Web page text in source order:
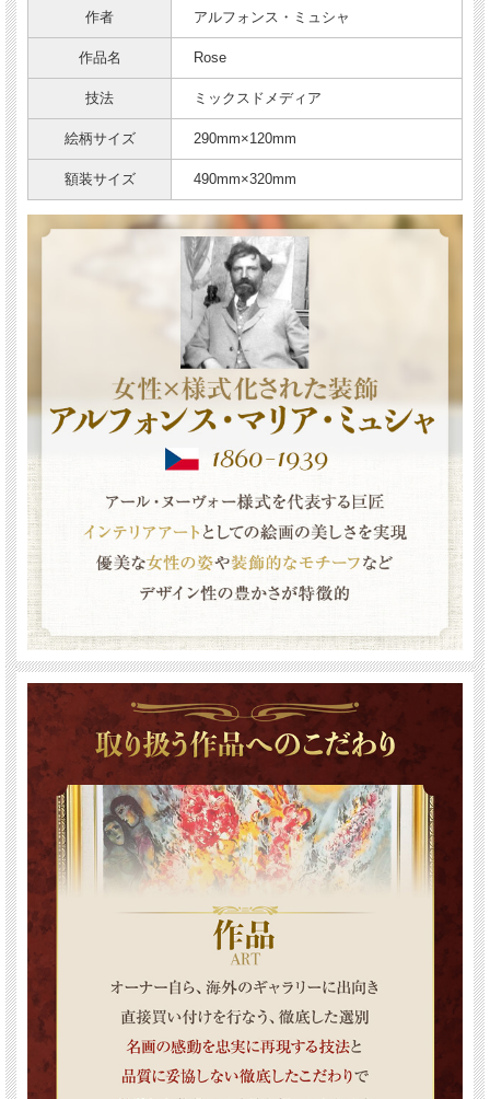
作者 アルフォンス・ミュシャ
作品名 Rose
技法 ミックスドメディア
絵柄サイズ 290mm×120mm
額装サイズ 490mm×320mm